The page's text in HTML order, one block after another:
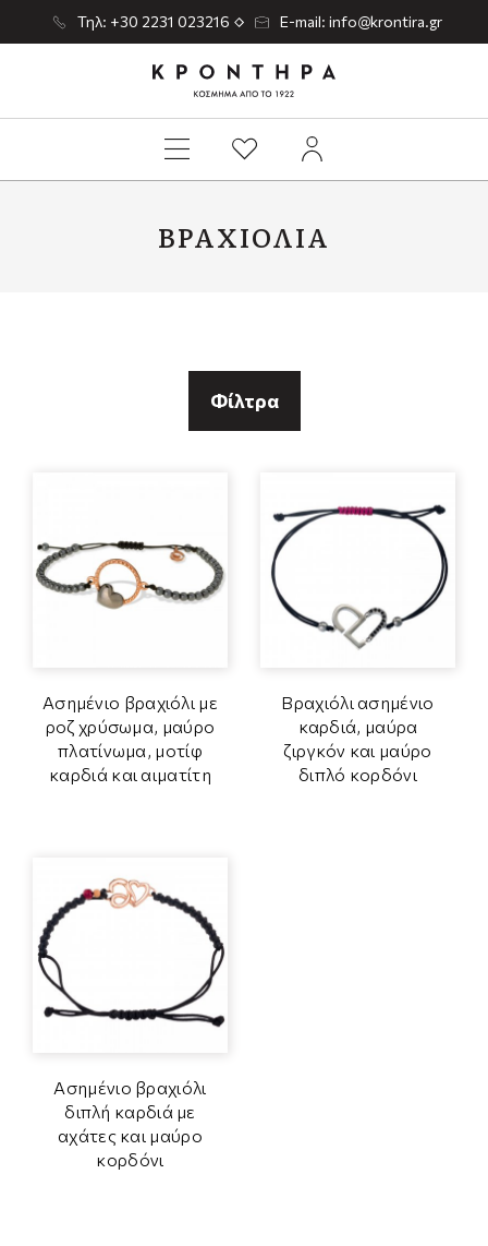
Τηλ: +30 2231 023216 E-mail: info@krontira.gr
ΒΡΑΧΙΌΛΙΑ
Φίλτρα
Ασημένιο βραχιόλι με
ροζ χρύσωμα, μαύρο
πλατίνωμα, μοτίφ
καρδιά και αιματίτη
Βραχιόλι ασημένιο
καρδιά, μαύρα
ζιργκόν και μαύρο
διπλό κορδόνι
Ασημένιο βραχιόλι
διπλή καρδιά με
αχάτες και μαύρο
κορδόνι